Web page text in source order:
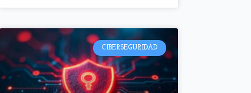
CIBERSEGURIDAD